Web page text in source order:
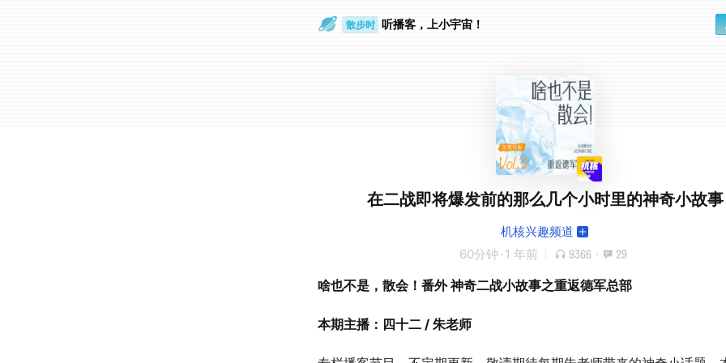
通勤路上 听播客，上小宇宙！
在二战即将爆发前的那么几个小时里的神奇小故事
机核兴趣频道
60分钟 · 1 年前 9366 · 29
啥也不是，散会！番外 神奇二战小故事之重返德军总部
本期主播：四十二 / 朱老师